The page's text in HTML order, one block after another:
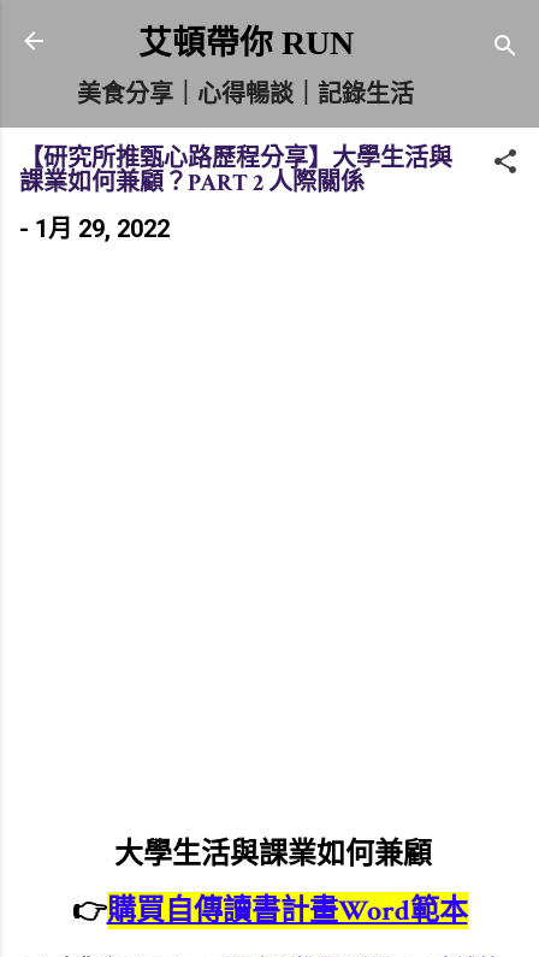
跳到主要內容
艾頓帶你 RUN
美食分享｜心得暢談｜記錄生活
【研究所推甄心路歷程分享】大學生活與
課業如何兼顧？PART 2 人際關係
- 1月 29, 2022
大學生活與課業如何兼顧
👉購買自傳讀書計畫Word範本